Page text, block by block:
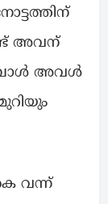
അവന്
അവൾ
വന്ന്